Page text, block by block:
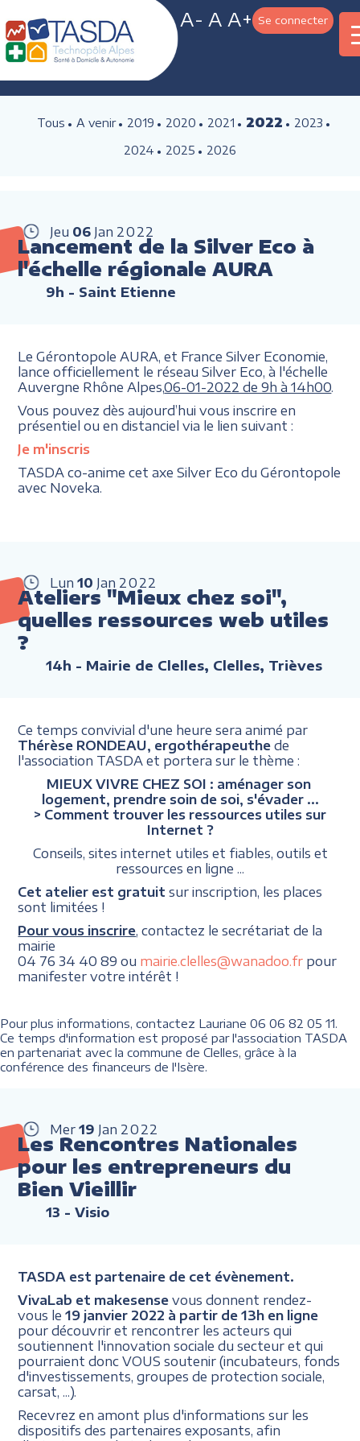
A- A A+ Se connecter
Tous A venir 2019 2020 2021 2022
2023
2024
2025 2026
Jeu 06 Jan 2022
Lancement de la Silver Eco à
l'échelle régionale AURA
9h - Saint Etienne
Le Gérontopole AURA, et France Silver Economie,
lance officiellement le réseau Silver Eco, à l'échelle
Auvergne Rhône Alpes,06-01-2022 de 9h à 14h00
Vous pouvez dès aujourd’hui vous inscrire en
présentiel ou en distanciel via le lien suivant :
Je m'inscris
TASDA co-anime cet axe Silver Eco du Gérontopole
avec Noveka.
Lun 10 Jan 2022
Ateliers "Mieux chez soi",
quelles ressources web utiles
?
14h - Mairie de Clelles, Clelles, Trièves
Ce temps convivial d'une heure sera animé par
Thérèse RONDEAU, ergothérapeuthe de
l'association TASDA et portera sur le thème :
MIEUX VIVRE CHEZ SOI : aménager son
logement, prendre soin de soi, s'évader ...
> Comment trouver les ressources utiles sur
Internet ?
Conseils, sites internet utiles et fiables, outils et
ressources en ligne ...
Cet atelier est gratuit sur inscription, les places
sont limitées !
Pour vous inscrire , contactez le secrétariat de la
mairie
04 76 34 40 89 ou mairie.clelles@wanadoo.fr pour
manifester votre intérêt !
Pour plus informations, contactez Lauriane 06 06 82 05 11.
Ce temps d'information est proposé par l'association TASDA
en partenariat avec la commune de Clelles, grâce à la
conférence des financeurs de l'Isère.
Mer 19 Jan 2022
Les Rencontres Nationales
pour les entrepreneurs du
Bien Vieillir
13 - Visio
TASDA est partenaire de cet évènement.
VivaLab et makesense vous donnent rendez-
vous le19 janvier 2022 à partir de 13h en ligne
pour découvrir et rencontrer les acteurs qui
soutiennent l'innovation sociale du secteur et qui
pourraient donc VOUS soutenir (incubateurs, fonds
d'investissements, groupes de protection sociale,
carsat, ...).
Recevrez en amont plus d'informations sur les
dispositifs des partenaires exposants, afin